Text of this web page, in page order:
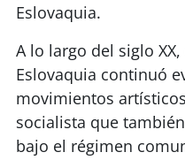
Eslovaquia.
A lo largo del siglo
Eslovaquia continuó
movimientos
socialista que
bajo el régimen